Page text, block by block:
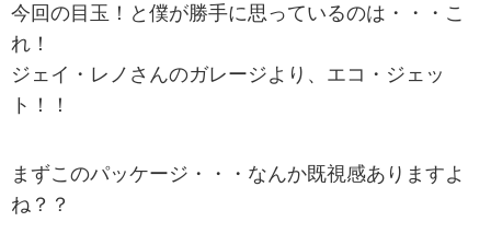
今回の目玉！と僕が勝手に思っているのは・・・こ
れ！
ジェイ・レノさんのガレージより、エコ・ジェッ
ト！！
まずこのパッケージ・・・なんか既視感ありますよ
ね？？